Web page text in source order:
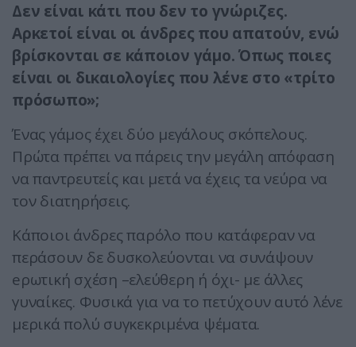
Δεν είναι κάτι που δεν το γνώριζες.
Αρκετοί είναι οι άνδρες που απατούν, ενώ
βρίσκονται σε κάποιον γάμο. Όπως ποιες
είναι οι δικαιολογίες που λένε στο «τρίτο
πρόσωπο»;
Ένας γάμος έχει δύο μεγάλους σκόπελους.
Πρώτα πρέπει να πάρεις την μεγάλη απόφαση
να παντρευτείς και μετά να έχεις τα νεύρα να
τον διατηρήσεις.
Κάποιοι άνδρες παρόλο που κατάφεραν να
περάσουν δε δυσκολεύονται να συνάψουν
eρωτική σχέση –ελεύθερη ή όχι- με άλλες
γυναίκες. Φυσικά για να το πετύχουν αυτό λένε
μερικά πολύ συγκεκριμένα ψέματα.